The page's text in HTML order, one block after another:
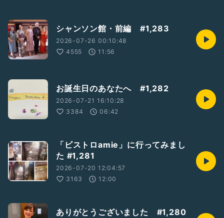
シャンソン館・前編 #1,283
2026-07-26 00:10:48
4555
11:56
お誕生日のあなたへ #1,282
2026-07-21 16:10:28
3384
06:42
「ビストロamie」に行ってみまし
た #1,281
2026-07-20 12:04:57
3163
12:00
ありがとうございました #1,280